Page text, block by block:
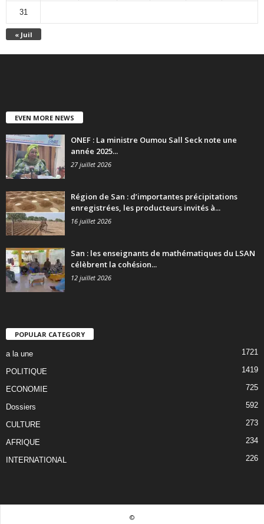
« Juil
31
EVEN MORE NEWS
ONEF : La ministre Oumou Sall Seck note une
année 2025...
27 juillet 2026
Région de San : d’importantes précipitations
enregistrées, les producteurs invités à...
16 juillet 2026
San : les enseignants de mathématiques du LSAN
célèbrent la cohésion...
12 juillet 2026
POPULAR CATEGORY
a la une 1721
POLITIQUE 1419
ECONOMIE 725
Dossiers 592
CULTURE 273
AFRIQUE 234
INTERNATIONAL 226
©